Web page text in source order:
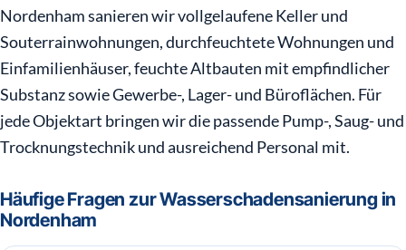
Nordenham sanieren wir vollgelaufene Keller und
Souterrainwohnungen, durchfeuchtete Wohnungen und
Einfamilienhäuser, feuchte Altbauten mit empfindlicher
Substanz sowie Gewerbe-, Lager- und Büroflächen. Für
jede Objektart bringen wir die passende Pump-, Saug- und
Trocknungstechnik und ausreichend Personal mit.
Häufige Fragen zur Wasserschadensanierung in
Nordenham